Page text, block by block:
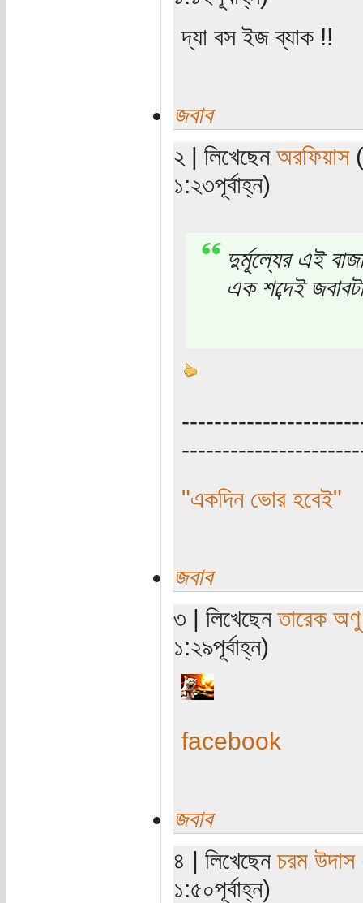
দ্যা বস ইজ ব্যাক !!
জবাব
২ | লিখেছেন অরফিয়াস
১:২৩পূর্বাহ্ন)
দুর্মূল্যের এই
এক শব্দেই
"একদিন ভোর হবেই"
জবাব
৩ | লিখেছেনতারেক অণু
১:২৯পূর্বাহ্ন)
facebook
জবাব
৪ | লিখেছেন চরম উদাস
১:৫০পূর্বাহ্ন)